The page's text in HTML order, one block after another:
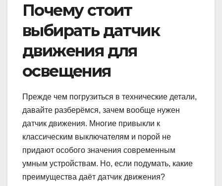
Почему стоит
выбирать датчик
движения для
освещения
Прежде чем погрузиться в технические детали,
давайте разберёмся, зачем вообще нужен
датчик движения. Многие привыкли к
классическим выключателям и порой не
придают особого значения современным
умным устройствам. Но, если подумать, какие
преимущества даёт датчик движения?